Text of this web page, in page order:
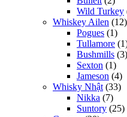
Wild Turkey
Whiskey Ailen (12)
Pogues (1)
Tullamore
Bushmills (3)
Sexton (1)
Jameson (4)
Whisky Nhật (33)
Nikka (7)
Suntory (25)